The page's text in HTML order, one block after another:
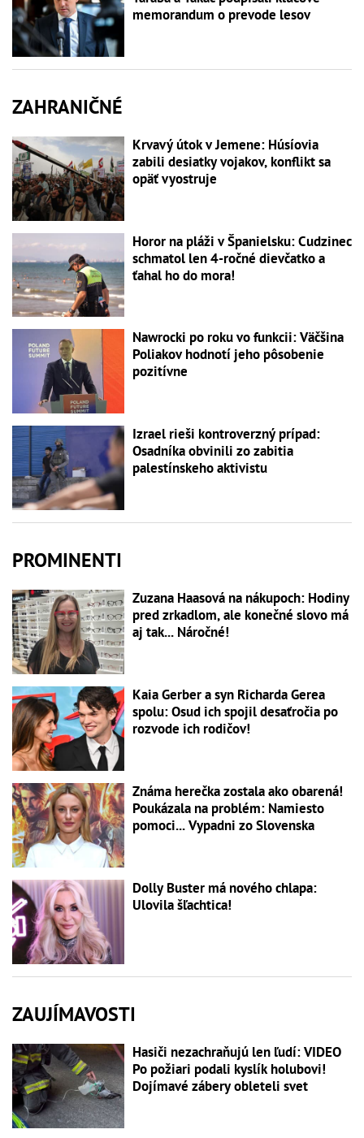
memorandum o prevode lesov
ZAHRANIČNÉ
Krvavý útok v Jemene: Húsíovia
zabili desiatky vojakov, konflikt sa
opäť vyostruje
Horor na pláži v Španielsku: Cudzinec
schmatol len 4-ročné dievčatko a
ťahal ho do mora!
Nawrocki po roku vo funkcii: Väčšina
Poliakov hodnotí jeho pôsobenie
pozitívne
Izrael rieši kontroverzný prípad:
Osadníka obvinili zo zabitia
palestínskeho aktivistu
PROMINENTI
Zuzana Haasová na nákupoch: Hodiny
pred zrkadlom, ale konečné slovo má
aj tak... Náročné!
Kaia Gerber a syn Richarda Gerea
spolu: Osud ich spojil desaťročia po
rozvode ich rodičov!
Známa herečka zostala ako obarená!
Poukázala na problém: Namiesto
pomoci... Vypadni zo Slovenska
Dolly Buster má nového chlapa:
Ulovila šľachtica!
ZAUJÍMAVOSTI
Hasiči nezachraňujú len ľudí: VIDEO
Po požiari podali kyslík holubovi!
Dojímavé zábery obleteli svet